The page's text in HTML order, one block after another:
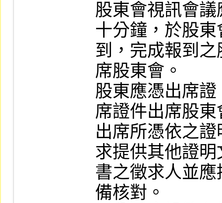
股東會視訊會
十分鐘，於股
到，完成報到
席股東會。
股東應憑出席
席證件出席股
出席所憑依之
求提供其他證
書之徵求人並
備核對。